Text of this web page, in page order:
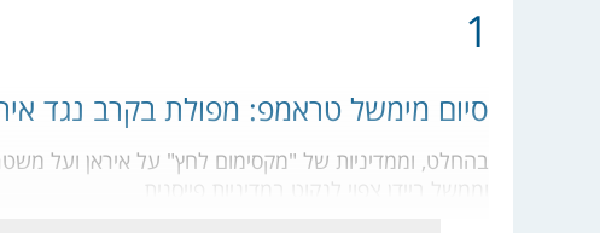
1
סיום מימשל טראמפ: מפולת בקרב נגד
בהחלט, וממדיניות של "מקסימום לחץ" על איראן ועל
וממשל ביידן צפוי לנקוט במדיניות פייסנית